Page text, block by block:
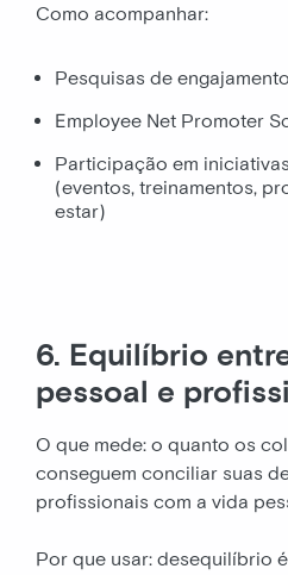
Como acompanhar:
Pesquisas de engajamento
Employee Net Promoter
Participação em
(eventos, treinamentos,
estar)
6. Equilíbrio
pessoal e
O que mede: o quanto os
conseguem conciliar suas
profissionais com a vida
Por que usar: desequilíbrio